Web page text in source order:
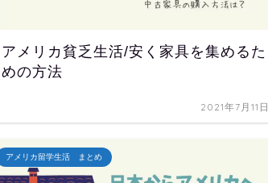
アメリカ貧乏生活/安く家具を集めるた
めの方法
2021年7月11日
アメリカ留学生活 まとめ